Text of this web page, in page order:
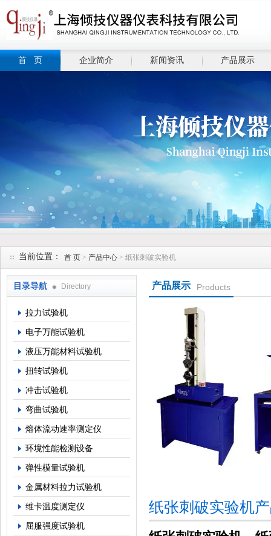
首 页 企业简介 新闻资讯 产品展示
当前位置： 首 页 > 产品中心 > 纸张刺破实验机
目录导航 Directory
拉力试验机
电子万能试验机
液压万能材料试验机
扭转试验机
冲击试验机
弯曲试验机
熔体流动速率测定仪
环境性能检测设备
弹性模量试验机
金属材料拉力试验机
维卡温度测定仪
屈服强度试验机
产品展示 Products
纸张刺破实验机